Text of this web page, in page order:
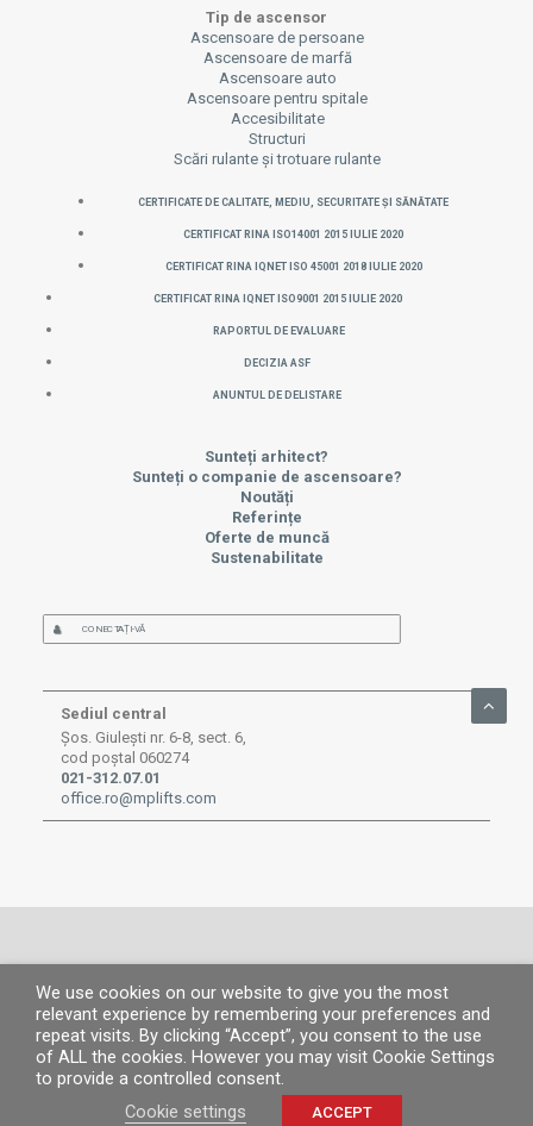
Tip de ascensor
Ascensoare de persoane
Ascensoare de marfă
Ascensoare auto
Ascensoare pentru spitale
Accesibilitate
Structuri
Scări rulante și trotuare rulante
CERTIFICATE DE CALITATE, MEDIU, SECURITATE ȘI SĂNĂTATE
CERTIFICAT RINA ISO14001 2015 IULIE 2020
CERTIFICAT RINA IQNET ISO 45001 2018 IULIE 2020
CERTIFICAT RINA IQNET ISO9001 2015 IULIE 2020
Raportul de evaluare
Decizia ASF
Anuntul de delistare
Sunteți arhitect?
Sunteți o companie de ascensoare?
Noutăți
Referințe
Oferte de muncă
Sustenabilitate
CONECTAȚI-VĂ
Sediul central
Șos. Giulești nr. 6-8, sect. 6,
cod poștal 060274
021-312.07.01
office.ro@mplifts.com
© MP 2026.Toate drepturile rezervate. | MP People|Aviz legal|Politica de
confidențialitate |Politica de cookies |Canal de informare
We use cookies on our website to give you the most
relevant experience by remembering your preferences and
repeat visits. By clicking “Accept”, you consent to the use
of ALL the cookies. However you may visit Cookie Settings
to provide a controlled consent.
Cookie settings
ACCEPT